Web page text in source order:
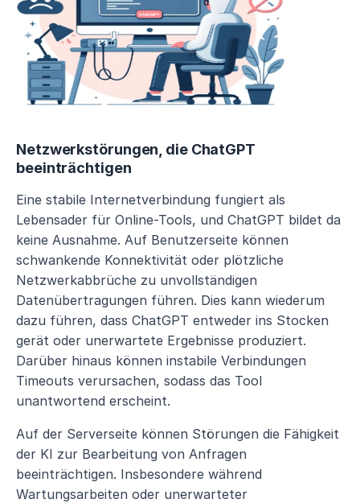
Netzwerkstörungen, die ChatGPT
beeinträchtigen
Eine stabile Internetverbindung fungiert als
Lebensader für Online-Tools, und ChatGPT bildet da
keine Ausnahme. Auf Benutzerseite können
schwankende Konnektivität oder plötzliche
Netzwerkabbrüche zu unvollständigen
Datenübertragungen führen. Dies kann wiederum
dazu führen, dass ChatGPT entweder ins Stocken
gerät oder unerwartete Ergebnisse produziert.
Darüber hinaus können instabile Verbindungen
Timeouts verursachen, sodass das Tool
unantwortend erscheint.
Auf der Serverseite können Störungen die Fähigkeit
der KI zur Bearbeitung von Anfragen
beeinträchtigen. Insbesondere während
Wartungsarbeiten oder unerwarteter